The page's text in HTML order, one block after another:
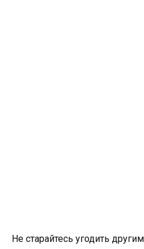
Не старайтесь угодить